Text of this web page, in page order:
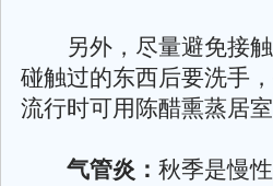
另外，尽量避免接触
碰触过的东西后要洗手
流行时可用陈醋熏蒸居室
气管炎： 秋季是慢